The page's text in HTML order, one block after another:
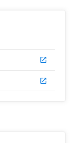
launch
launch